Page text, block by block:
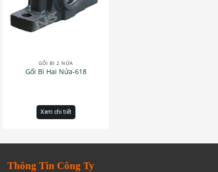
GỐI BI 2 NỬA
Gối Bi Hai Nửa-618
Xem chi tiết
Thông Tin Công Ty